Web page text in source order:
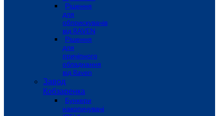
Рішення
для
обприскувачів
від RAVEN
Рішення
для
причіпного
обладнання
від Raven
Завод
Кобзаренка
Бункери
накопичувачі